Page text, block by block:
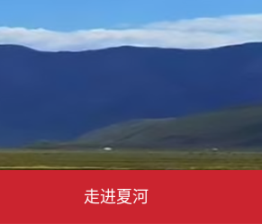
走进夏河